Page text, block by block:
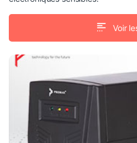
Voir
PM-
Onduleur Premax
Tension d’entrée : 100/